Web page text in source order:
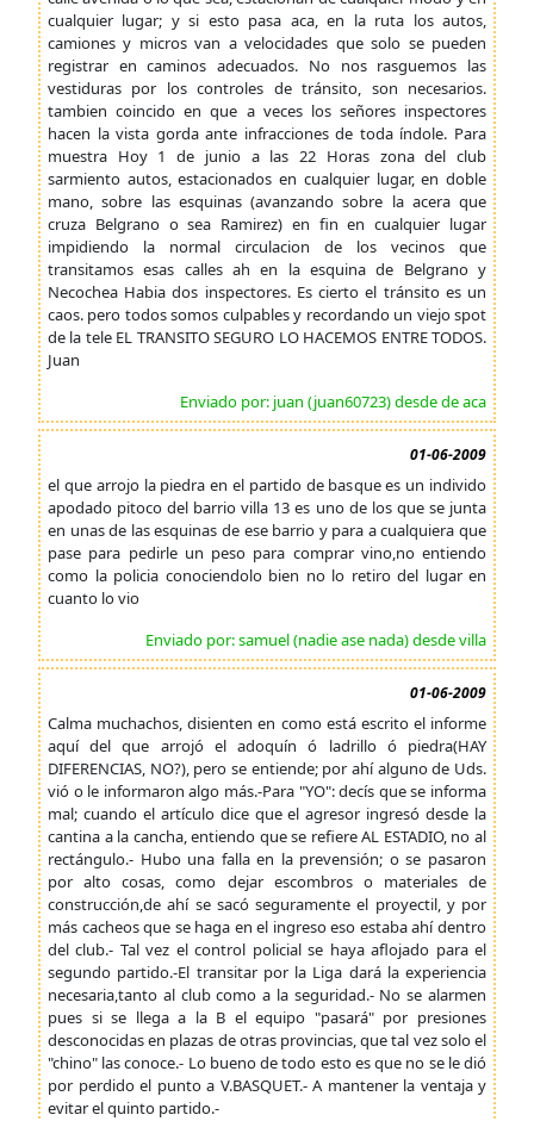
cualquier lugar; y si esto pasa aca, en la ruta los autos,
camiones y micros van a velocidades que solo se pueden
registrar en caminos adecuados. No nos rasguemos las
vestiduras por los controles de tránsito, son necesarios.
tambien coincido en que a veces los señores inspectores
hacen la vista gorda ante infracciones de toda índole. Para
muestra Hoy 1 de junio a las 22 Horas zona del club
sarmiento autos, estacionados en cualquier lugar, en doble
mano, sobre las esquinas (avanzando sobre la acera que
cruza Belgrano o sea Ramirez) en fin en cualquier lugar
impidiendo la normal circulacion de los vecinos que
transitamos esas calles ah en la esquina de Belgrano y
Necochea Habia dos inspectores. Es cierto el tránsito es un
caos. pero todos somos culpables y recordando un viejo spot
de la tele EL TRANSITO SEGURO LO HACEMOS ENTRE TODOS.
Juan
Enviado por: juan (juan60723) desde de aca
01-06-2009
el que arrojo la piedra en el partido de basque es un individo
apodado pitoco del barrio villa 13 es uno de los que se junta
en unas de las esquinas de ese barrio y para a cualquiera que
pase para pedirle un peso para comprar vino,no entiendo
como la policia conociendolo bien no lo retiro del lugar en
cuanto lo vio
Enviado por: samuel (nadie ase nada) desde villa
01-06-2009
Calma muchachos, disienten en como está escrito el informe
aquí del que arrojó el adoquín ó ladrillo ó piedra(HAY
DIFERENCIAS, NO?), pero se entiende; por ahí alguno de Uds.
vió o le informaron algo más.-Para "YO": decís que se informa
mal; cuando el artículo dice que el agresor ingresó desde la
cantina a la cancha, entiendo que se refiere AL ESTADIO, no al
rectángulo.- Hubo una falla en la prevensión; o se pasaron
por alto cosas, como dejar escombros o materiales de
construcción,de ahí se sacó seguramente el proyectil, y por
más cacheos que se haga en el ingreso eso estaba ahí dentro
del club.- Tal vez el control policial se haya aflojado para el
segundo partido.-El transitar por la Liga dará la experiencia
necesaria,tanto al club como a la seguridad.- No se alarmen
pues si se llega a la B el equipo "pasará" por presiones
desconocidas en plazas de otras provincias, que tal vez solo el
"chino" las conoce.- Lo bueno de todo esto es que no se le dió
por perdido el punto a V.BASQUET.- A mantener la ventaja y
evitar el quinto partido.-